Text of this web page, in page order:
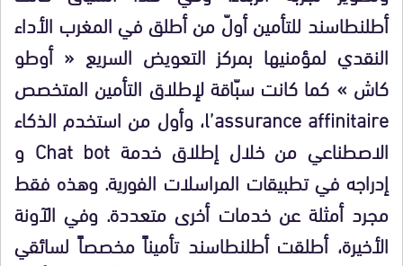
أطلنطاسند للتأمين أولّ من أطلق في المغرب الأداء
النقدي لمؤمنيها بمركز التعويض السريع « أوطو
كاش » كما كانت سبّاقة لإطلاق التأمين المتخصص
l’assurance affinitaire، وأول من استخدم الذكاء
الاصطناعي من خلال إطلاق خدمة Chat bot و
إدراجه في تطبيقات المراسلات الفورية. وهذه فقط
مجرد أمثلة عن خدمات أخرى متعددة. وفي الآونة
الأخيرة، أطلقت أطلنطاسند تأميناً مخصصاً لسائقي